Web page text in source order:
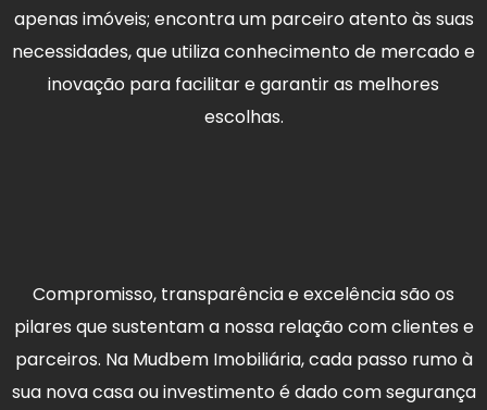
apenas imóveis; encontra um parceiro atento às suas
necessidades, que utiliza conhecimento de mercado e
inovação para facilitar e garantir as melhores
escolhas.
Compromisso, transparência e excelência são os
pilares que sustentam a nossa relação com clientes e
parceiros. Na Mudbem Imobiliária, cada passo rumo à
sua nova casa ou investimento é dado com segurança